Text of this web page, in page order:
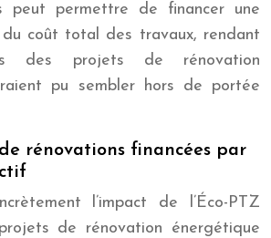
peut permettre de financer une
coût total des travaux, rendant
des projets de rénovation
pu sembler hors de portée
rénovations financées par
l’impact de l’Éco-PTZ
de rénovation énergétique